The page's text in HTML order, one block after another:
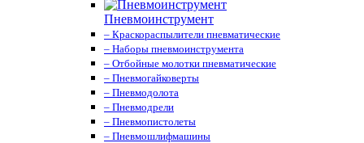
Пневмоинструмент
– Краскораспылители пневматические
– Наборы пневмоинструмента
– Отбойные молотки пневматические
– Пневмогайковерты
– Пневмодолота
– Пневмодрели
– Пневмопистолеты
– Пневмошлифмашины